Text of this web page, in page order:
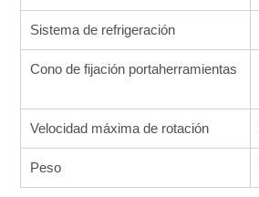
Sistema de refrigeración
Cono de fijación portaherramientas
Velocidad máxima de rotación
Peso